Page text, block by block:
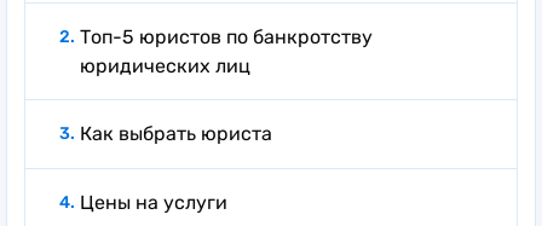
Топ-5 юристов по банкротству
юридических лиц
Как выбрать юриста
Цены на услуги